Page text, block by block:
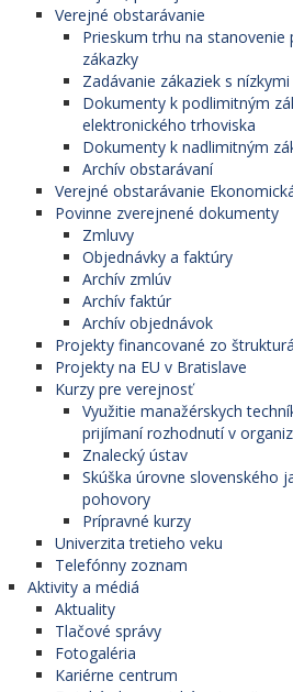
Verejné obstarávanie
Prieskum trhu na
zákazky
Zadávanie zákaziek s
Dokumenty k podlimitným
elektronického trhoviska
Dokumenty k nadlimitným
Archív obstarávaní
Verejné obstarávanie
Povinne zverejnené dokumenty
Zmluvy
Objednávky a faktúry
Archív zmlúv
Archív faktúr
Archív objednávok
Projekty financované zo
Projekty na EU v Bratislave
Kurzy pre verejnosť
Využitie manažérskych
prijímaní rozhodnutí v
Znalecký ústav
Skúška úrovne slovenského
pohovory
Prípravné kurzy
Univerzita tretieho veku
Telefónny zoznam
Aktivity a médiá
Aktuality
Tlačové správy
Fotogaléria
Kariérne centrum